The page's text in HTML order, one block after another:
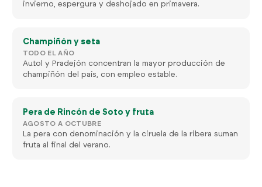
invierno, espergura y deshojado en primavera.
Champiñón y seta
TODO EL AÑO
Autol y Pradejón concentran la mayor producción de
champiñón del país, con empleo estable.
Pera de Rincón de Soto y fruta
AGOSTO A OCTUBRE
La pera con denominación y la ciruela de la ribera suman
fruta al final del verano.